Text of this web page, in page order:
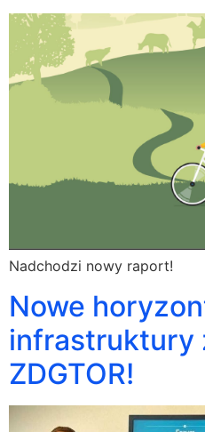
Nadchodzi nowy raport!
Nowe
infrastruktury
ZDGTOR!